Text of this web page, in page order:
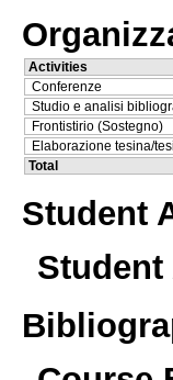
Activities
Conferenze
Studio e analisi
Frontistirio (Sostegno)
Elaborazione tesina/
Total
Student